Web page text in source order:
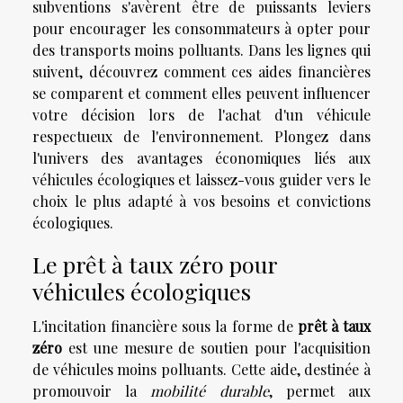
subventions s'avèrent être de puissants leviers
pour encourager les consommateurs à opter pour
des transports moins polluants. Dans les lignes qui
suivent, découvrez comment ces aides financières
se comparent et comment elles peuvent influencer
votre décision lors de l'achat d'un véhicule
respectueux de l'environnement. Plongez dans
l'univers des avantages économiques liés aux
véhicules écologiques et laissez-vous guider vers le
choix le plus adapté à vos besoins et convictions
écologiques.
Le prêt à taux zéro pour
véhicules écologiques
L'incitation financière sous la forme de prêt à taux
zéro est une mesure de soutien pour l'acquisition
de véhicules moins polluants. Cette aide, destinée à
promouvoir lamobilité durable, permet aux